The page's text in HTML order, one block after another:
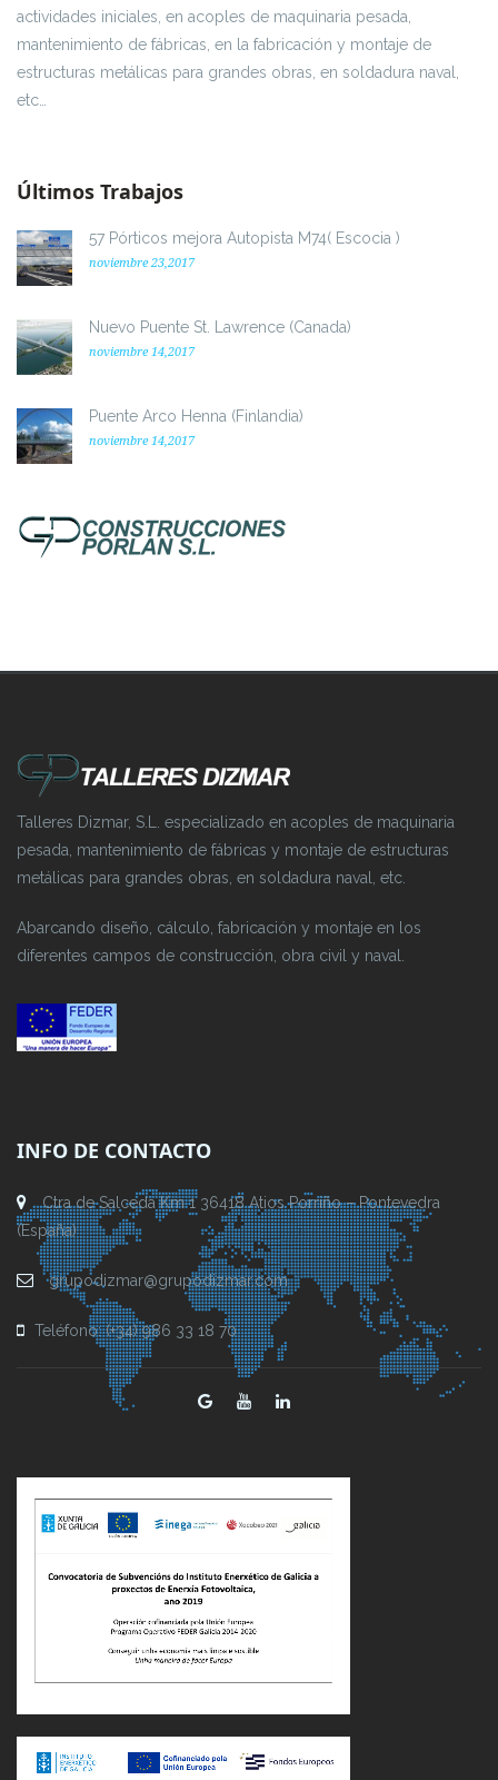
actividades iniciales, en acoples de maquinaria pesada,
mantenimiento de fábricas, en la fabricación y montaje de
estructuras metálicas para grandes obras, en soldadura naval,
etc…
Últimos Trabajos
57 Pórticos mejora Autopista M74( Escocia )
noviembre 23,2017
Nuevo Puente St. Lawrence (Canada)
noviembre 14,2017
Puente Arco Henna (Finlandia)
noviembre 14,2017
Talleres Dizmar, S.L. especializado en acoples de maquinaria
pesada, mantenimiento de fábricas y montaje de estructuras
metálicas para grandes obras, en soldadura naval, etc.
Abarcando diseño, cálculo, fabricación y montaje en los
diferentes campos de construcción, obra civil y naval.
INFO DE CONTACTO
Ctra de Salceda Km 1 36418 Atios Porriño – Pontevedra
(España)
grupodizmar@grupodizmar.com
Teléfono: (+34) 986 33 18 70